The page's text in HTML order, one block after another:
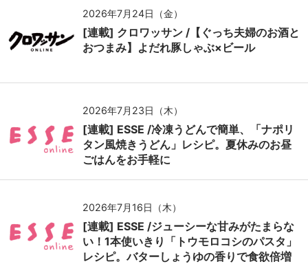
2026年7月24日（金）
[連載] クロワッサン /【ぐっち夫婦のお酒と
おつまみ】よだれ豚しゃぶ×ビール
2026年7月23日（木）
[連載] ESSE /冷凍うどんで簡単、「ナポリ
タン風焼きうどん」レシピ。夏休みのお昼
ごはんをお手軽に
2026年7月16日（木）
[連載] ESSE /ジューシーな甘みがたまらな
い！1本使いきり「トウモロコシのパスタ」
レシピ。バターしょうゆの香りで食欲倍増